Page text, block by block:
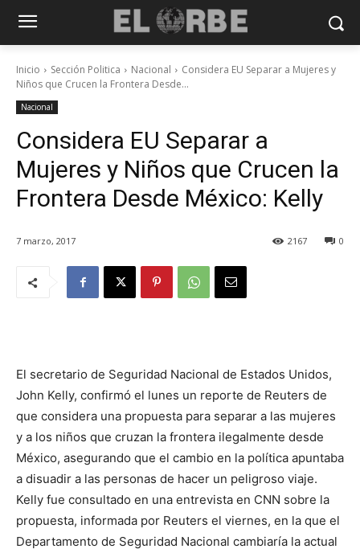
Inicio Sección Politica Nacional
Considera EU Separar a Mujeres y
Niños que Crucen la Frontera Desde...
Nacional
Considera EU Separar a
Mujeres y Niños que Crucen la
Frontera Desde México: Kelly
7 marzo, 2017 0
2167
El secretario de Seguridad Nacional de Estados Unidos,
John Kelly, confirmó el lunes un reporte de Reuters de
que considera una propuesta para separar a las mujeres
y a los niños que cruzan la frontera ilegalmente desde
México, asegurando que el cambio en la política apuntaba
a disuadir a las personas de hacer un peligroso viaje.
Kelly fue consultado en una entrevista en CNN sobre la
propuesta, informada por Reuters el viernes, en la que el
Departamento de Seguridad Nacional cambiaría la actual